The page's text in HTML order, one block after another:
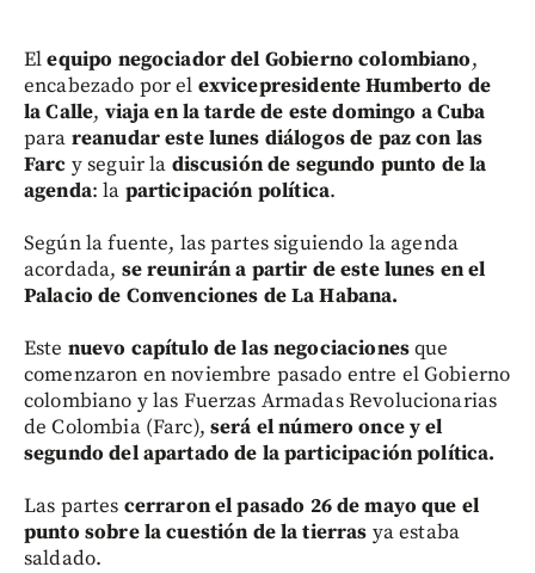
Elequipo negociador del Gobierno colombiano,
encabezado por el exvicepresidente Humberto de
la Calle, viaja en la tarde de este domingo a Cuba
para reanudar este lunes diálogos de paz con las
Farc y seguir la discusión de segundo punto de la
agenda: la participación política.
Según la fuente, las partes siguiendo la agenda
acordada, se reunirán a partir de este lunes en el
Palacio de Convenciones de La Habana.
Este nuevo capítulo de las negociacionesque
comenzaron en noviembre pasado entre el Gobierno
colombiano y las Fuerzas Armadas Revolucionarias
de Colombia (Farc), será el número once y el
segundo del apartado de la participación política.
Las partes cerraron el pasado 26 de mayo que el
punto sobre la cuestión de la tierras ya estaba
saldado.